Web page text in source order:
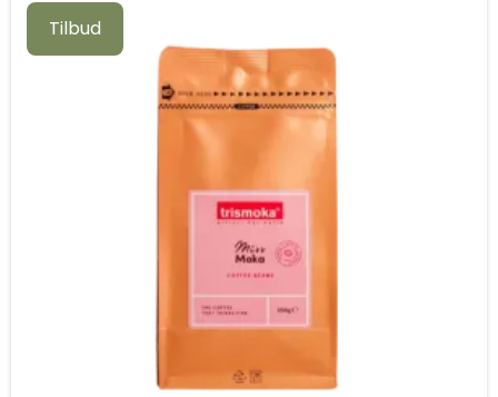
Tilbud